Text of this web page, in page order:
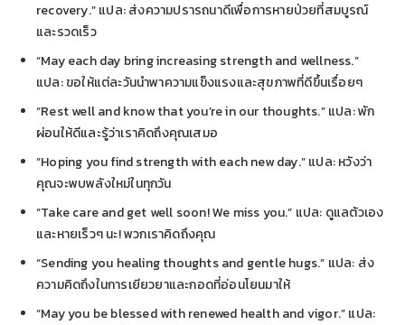
recovery.” แปล: ส่งความปรารถนาดีเพื่อการหายป่วยที่สมบูรณ์
และรวดเร็ว
“May each day bring increasing strength and wellness.”
แปล: ขอให้แต่ละวันนำพาความแข็งแรงและสุขภาพที่ดีขึ้นเรื่อยๆ
“Rest well and know that you’re in our thoughts.” แปล: พัก
ผ่อนให้ดีและรู้ว่าเราคิดถึงคุณเสมอ
“Hoping you find strength with each new day.” แปล: หวังว่า
คุณจะพบพลังใหม่ในทุกวัน
“Take care and get well soon! We miss you.” แปล: ดูแลตัวเอง
และหายเร็วๆ นะ! พวกเราคิดถึงคุณ
“Sending you healing thoughts and gentle hugs.” แปล: ส่ง
ความคิดถึงในการเยียวยาและกอดที่อ่อนโยนมาให้
“May you be blessed with renewed health and vigor.” แปล: